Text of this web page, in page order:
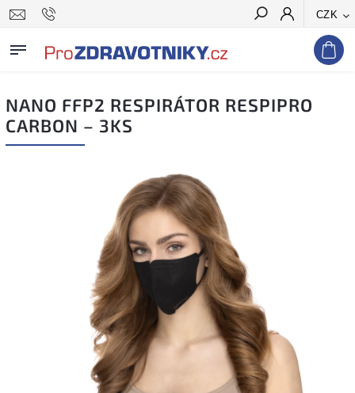
CZK
Hledat
NANO FFP2 RESPIRÁTOR RESPIPRO
CARBON – 3KS